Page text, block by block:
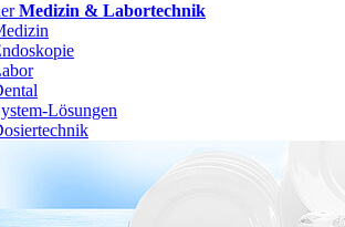
Medizin & Labortechnik
Lösungen